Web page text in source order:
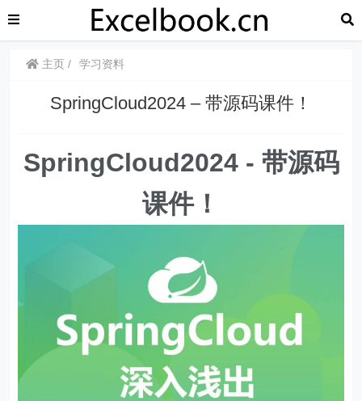
主页 学习资料
SpringCloud2024 – 带源码课件！
SpringCloud2024 - 带源码
课件！